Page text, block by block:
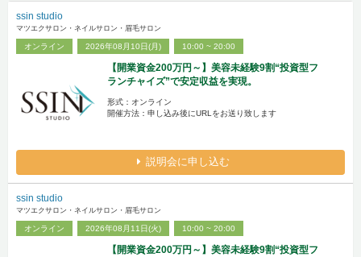
ssin studio
マツエクサロン・ネイルサロン・眉毛サロン
オンライン 2026年08月10日(月) 10:00 ~ 20:00
【開業資金200万円～】美容未経験9割“投資型フ
ランチャイズ”で安定収益を実現。
形式：オンライン
開催方法：申し込み後にURLをお送り致します
説明会に申し込む
ssin studio
マツエクサロン・ネイルサロン・眉毛サロン
オンライン 2026年08月11日(火) 10:00 ~ 20:00
【開業資金200万円～】美容未経験9割“投資型フ